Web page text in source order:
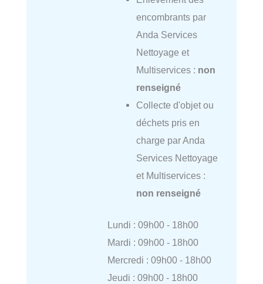
encombrants par
Anda Services
Nettoyage et
Multiservices : non
renseigné
Collecte d'objet ou
déchets pris en
charge par Anda
Services Nettoyage
et Multiservices :
non renseigné
Lundi : 09h00 - 18h00
Mardi : 09h00 - 18h00
Mercredi : 09h00 - 18h00
Jeudi : 09h00 - 18h00